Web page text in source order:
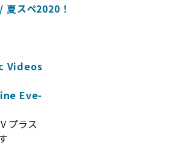
夏スペ2020！
Videos
Eve-
プラス